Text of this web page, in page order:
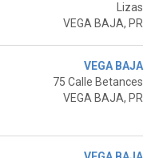
Lizas
VEGA BAJA, PR
VEGA BAJA
75 Calle Betances
VEGA BAJA, PR